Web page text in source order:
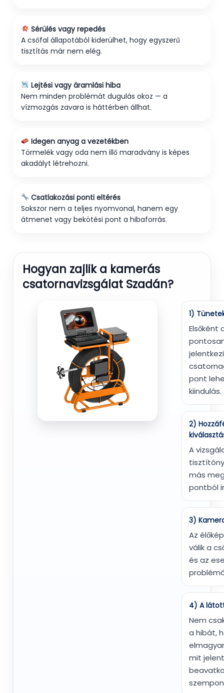
Sérülés vagy repedés
A csőfal állapotából kiderülhet, hogy egyszerű
tisztítás már nem elég.
Lejtési vagy áramlási hiba
Nem minden problémát dugulás okoz — a
vízmozgás zavara is háttérben állhat.
Idegen anyag a vezetékben
Törmelék vagy oda nem illő maradvány is képes
akadályt létrehozni.
Csatlakozási ponti eltérés
Sokszor nem a teljes nyomvonal, hanem egy
átmenet vagy bekötési pont a hibaforrás.
Hogyan zajlik a kamerás
csatornavizsgálat Szadán?
1)
Elsőként
pont
kiindulás.
2)
A
más
pontból
3)
Az
válik a
és az
4) A
Nem
a hibát,
mit